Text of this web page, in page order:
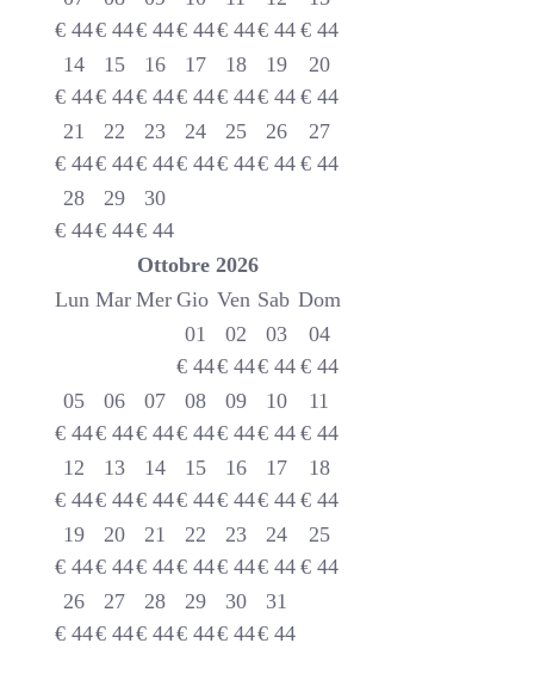
€ 44€ 44€ 44€ 44€ 44€ 44 € 44
14
€ 44
15
€ 44
16
€ 44
17
€ 44
18
€ 44
19
€ 44
20
€ 44
21
€ 44
22
€ 44
23
€ 44
24
€ 44
25
€ 44
26
€ 44
27
€ 44
28
€ 44
29
€ 44
30
€ 44
Ottobre 2026
Lun Mar Mer Gio Ven Sab Dom
01
€ 44
02
€ 44
03
€ 44
04
€ 44
05
€ 44
06
€ 44
07
€ 44
08
€ 44
09
€ 44
10
€ 44
11
€ 44
12
€ 44
13
€ 44
14
€ 44
15
€ 44
16
€ 44
17
€ 44
18
€ 44
19
€ 44
20
€ 44
21
€ 44
22
€ 44
23
€ 44
24
€ 44
25
€ 44
26
€ 44
27
€ 44
28
€ 44
29
€ 44
30
€ 44
31
€ 44